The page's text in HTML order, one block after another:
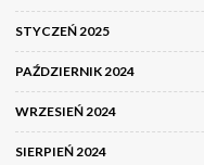
STYCZEŃ 2025
PAŹDZIERNIK 2024
WRZESIEŃ 2024
SIERPIEŃ 2024